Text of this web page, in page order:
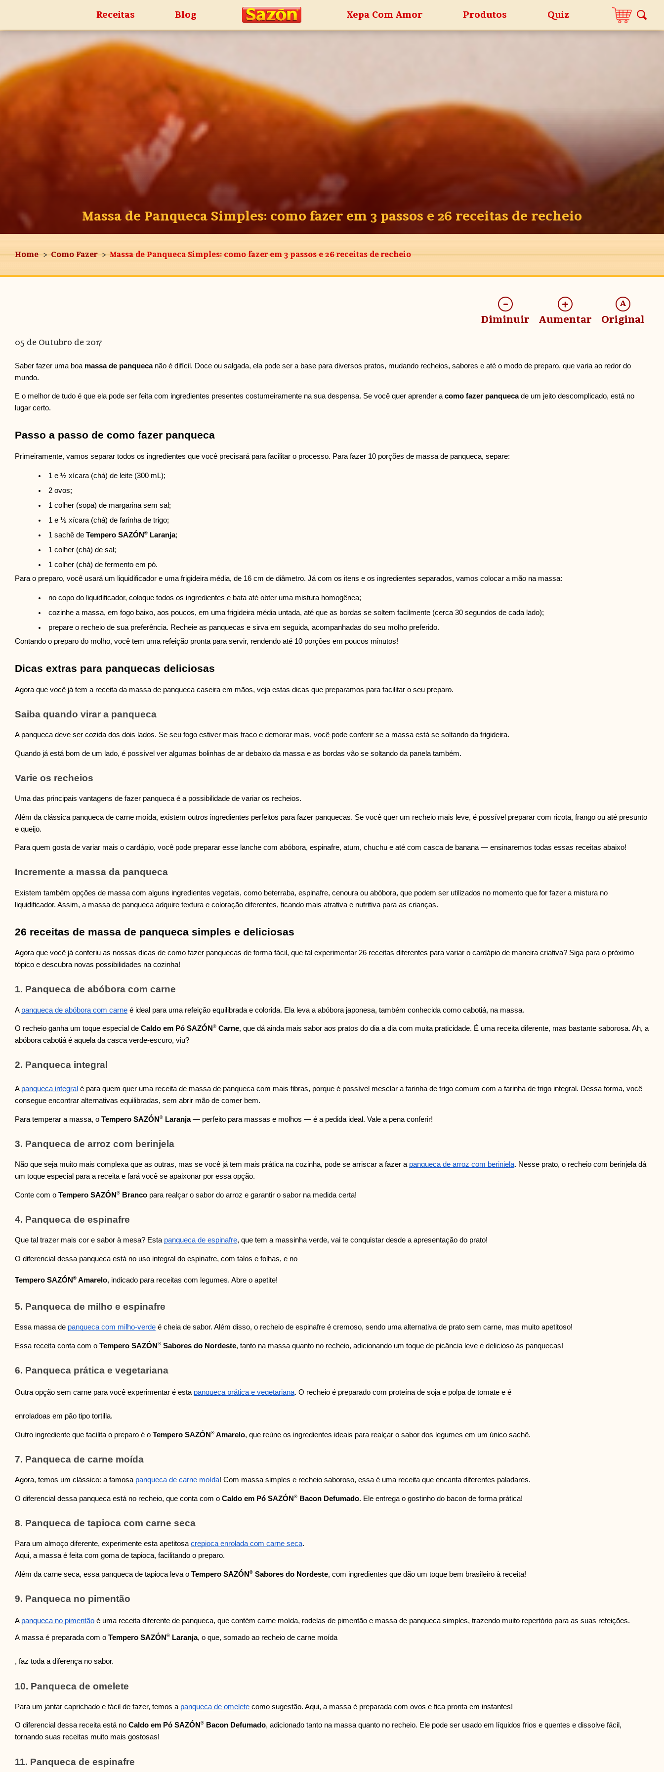
Receitas Blog Xepa Com Amor Produtos Quiz
Massa de Panqueca Simples: como fazer em 3 passos e 26 receitas de recheio
Home Como Fazer Massa de Panqueca Simples: como fazer em 3 passos e 26 receitas de recheio
-
Diminuir
+
Aumentar
A
Original
05 de Outubro de 2017
Saber fazer uma boa massa de panquecanão é difícil. Doce ou salgada, ela pode ser a base para diversos pratos, mudando recheios, sabores e até o modo de preparo, que varia ao redor do
mundo.
E o melhor de tudo é que ela pode ser feita com ingredientes presentes costumeiramente na sua despensa. Se você quer aprender acomo fazer panquecade um jeito descomplicado, está no
lugar certo.
Passo a passo de como fazer panqueca
Primeiramente, vamos separar todos os ingredientes que você precisará para facilitar o processo. Para fazer 10 porções de massa de panqueca, separe:
1 e ½ xícara (chá) de leite (300 mL);
2 ovos;
1 colher (sopa) de margarina sem sal;
1 e ½ xícara (chá) de farinha de trigo;
1 sachê de Tempero SAZÓN ® Laranja;
1 colher (chá) de sal;
1 colher (chá) de fermento em pó.
Para o preparo, você usará um liquidificador e uma frigideira média, de 16 cm de diâmetro. Já com os itens e os ingredientes separados, vamos colocar a mão na massa:
no copo do liquidificador, coloque todos os ingredientes e bata até obter uma mistura homogênea;
cozinhe a massa, em fogo baixo, aos poucos, em uma frigideira média untada, até que as bordas se soltem facilmente (cerca 30 segundos de cada lado);
prepare o recheio de sua preferência. Recheie as panquecas e sirva em seguida, acompanhadas do seu molho preferido.
Contando o preparo do molho, você tem uma refeição pronta para servir, rendendo até 10 porções em poucos minutos!
Dicas extras para panquecas deliciosas
Agora que você já tem a receita da massa de panqueca caseira em mãos, veja estas dicas que preparamos para facilitar o seu preparo.
Saiba quando virar a panqueca
A panqueca deve ser cozida dos dois lados. Se seu fogo estiver mais fraco e demorar mais, você pode conferir se a massa está se soltando da frigideira.
Quando já está bom de um lado, é possível ver algumas bolinhas de ar debaixo da massa e as bordas vão se soltando da panela também.
Varie os recheios
Uma das principais vantagens de fazer panqueca é a possibilidade de variar os recheios.
Além da clássica panqueca de carne moída, existem outros ingredientes perfeitos para fazer panquecas. Se você quer um recheio mais leve, é possível preparar com ricota, frango ou até presunto
e queijo.
Para quem gosta de variar mais o cardápio, você pode preparar esse lanche com abóbora, espinafre, atum, chuchu e até com casca de banana — ensinaremos todas essas receitas abaixo!
Incremente a massa da panqueca
Existem também opções de massa com alguns ingredientes vegetais, como beterraba, espinafre, cenoura ou abóbora, que podem ser utilizados no momento que for fazer a mistura no
liquidificador. Assim, a massa de panqueca adquire textura e coloração diferentes, ficando mais atrativa e nutritiva para as crianças.
26 receitas de massa de panqueca simples e deliciosas
Agora que você já conferiu as nossas dicas de como fazer panquecas de forma fácil, que tal experimentar 26 receitas diferentes para variar o cardápio de maneira criativa? Siga para o próximo
tópico e descubra novas possibilidades na cozinha!
1. Panqueca de abóbora com carne
A panqueca de abóbora com carne é ideal para uma refeição equilibrada e colorida. Ela leva a abóbora japonesa, também conhecida como cabotiá, na massa.
O recheio ganha um toque especial de Caldo em Pó SAZÓN ® Carne, que dá ainda mais sabor aos pratos do dia a dia com muita praticidade. É uma receita diferente, mas bastante saborosa. Ah, a
abóbora cabotiá é aquela da casca verde-escuro, viu?
2. Panqueca integral
A panqueca integral é para quem quer uma receita de massa de panqueca com mais fibras, porque é possível mesclar a farinha de trigo comum com a farinha de trigo integral. Dessa forma, você
consegue encontrar alternativas equilibradas, sem abrir mão de comer bem.
Para temperar a massa, o Tempero SAZÓN® Laranja— perfeito para massas e molhos — é a pedida ideal. Vale a pena conferir!
3. Panqueca de arroz com berinjela
Não que seja muito mais complexa que as outras, mas se você já tem mais prática na cozinha, pode se arriscar a fazer a panqueca de arroz com berinjela. Nesse prato, o recheio com berinjela dá
um toque especial para a receita e fará você se apaixonar por essa opção.
Conte com o Tempero SAZÓN® Branco para realçar o sabor do arroz e garantir o sabor na medida certa!
4. Panqueca de espinafre
Que tal trazer mais cor e sabor à mesa? Esta panqueca de espinafre, que tem a massinha verde, vai te conquistar desde a apresentação do prato!
O diferencial dessa panqueca está no uso integral do espinafre, com talos e folhas, e no
Tempero SAZÓN ® Amarelo, indicado para receitas com legumes. Abre o apetite!
5. Panqueca de milho e espinafre
Essa massa de panqueca com milho-verde é cheia de sabor. Além disso, o recheio de espinafre é cremoso, sendo uma alternativa de prato sem carne, mas muito apetitoso!
Essa receita conta com o Tempero SAZÓN ® Sabores do Nordeste, tanto na massa quanto no recheio, adicionando um toque de picância leve e delicioso às panquecas!
6. Panqueca prática e vegetariana
Outra opção sem carne para você experimentar é esta panqueca prática e vegetariana. O recheio é preparado com proteína de soja e polpa de tomate e é
enroladoas em pão tipo tortilla.
Outro ingrediente que facilita o preparo é o Tempero SAZÓN ® Amarelo, que reúne os ingredientes ideais para realçar o sabor dos legumes em um único sachê.
7. Panqueca de carne moída
Agora, temos um clássico: a famosa panqueca de carne moída! Com massa simples e recheio saboroso, essa é uma receita que encanta diferentes paladares.
O diferencial dessa panqueca está no recheio, que conta com o Caldo em Pó SAZÓN ® Bacon Defumado. Ele entrega o gostinho do bacon de forma prática!
8. Panqueca de tapioca com carne seca
Para um almoço diferente, experimente esta apetitosacrepioca enrolada com carne seca.
Aqui, a massa é feita com goma de tapioca, facilitando o preparo.
Além da carne seca, essa panqueca de tapioca leva o Tempero SAZÓN ® Sabores do Nordeste, com ingredientes que dão um toque bem brasileiro à receita!
9. Panqueca no pimentão
A panqueca no pimentão é uma receita diferente de panqueca, que contém carne moída, rodelas de pimentão e massa de panqueca simples, trazendo muito repertório para as suas refeições.
A massa é preparada com o Tempero SAZÓN ® Laranja, o que, somado ao recheio de carne moída
, faz toda a diferença no sabor.
10. Panqueca de omelete
Para um jantar caprichado e fácil de fazer, temos a panqueca de omelete como sugestão. Aqui, a massa é preparada com ovos e fica pronta em instantes!
O diferencial dessa receita está no Caldo em Pó SAZÓN ® Bacon Defumado, adicionado tanto na massa quanto no recheio. Ele pode ser usado em líquidos frios e quentes e dissolve fácil,
tornando suas receitas muito mais gostosas!
11. Panqueca de espinafre